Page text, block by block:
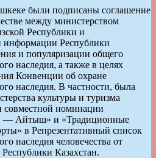
были подписаны соглашение
между министерством
Республики и
информации Республики
и популяризации общего
наследия, а также в целях
Конвенции об охране
наследия. В частности, была
культуры и туризма
совместной номинации
— Айтыш» и «Традиционные
в Репрезентативный список
наследия человечества от
Казахстан.